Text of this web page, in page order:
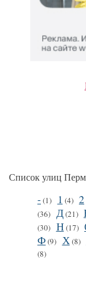
Список улиц
-(1) 1 (4) 2
(36) Д(21)
(30) Н(17)
Ф(9) Х(8)
(8)